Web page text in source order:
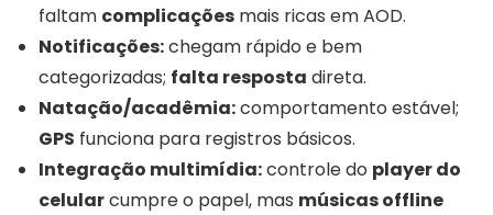
faltam complicações mais ricas em AOD.
Notificações:chegam rápido e bem
categorizadas; falta resposta direta.
Natação/acadêmia:comportamento estável;
GPS funciona para registros básicos.
Integração multimídia:controle do player do
celularcumpre o papel, mas músicas offline